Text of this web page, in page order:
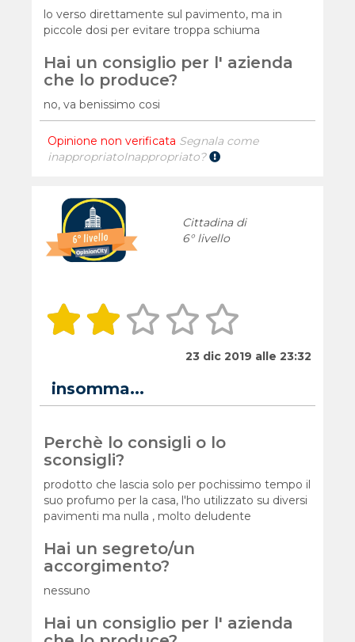
lo verso direttamente sul pavimento, ma in
piccole dosi per evitare troppa schiuma
Hai un consiglio per l' azienda
che lo produce?
no, va benissimo cosi
Opinione non verificata Segnala come
inappropriatoInappropriato?
Cittadina di
6° livello
23 dic 2019 alle 23:32
insomma...
Perchè lo consigli o lo
sconsigli?
prodotto che lascia solo per pochissimo tempo il
suo profumo per la casa, l'ho utilizzato su diversi
pavimenti ma nulla , molto deludente
Hai un segreto/un
accorgimento?
nessuno
Hai un consiglio per l' azienda